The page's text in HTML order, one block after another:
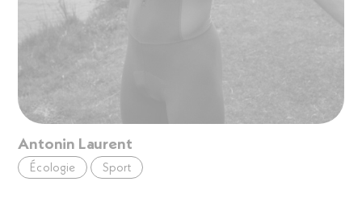
Antonin Laurent
Écologie Sport